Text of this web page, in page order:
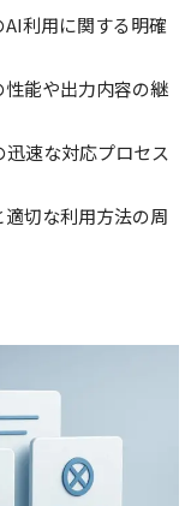
AI利用に関する明確
性能や出力内容の継
迅速な対応プロセス
適切な利用方法の周